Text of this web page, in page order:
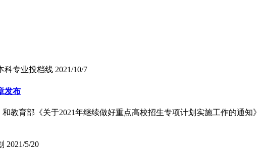
科专业投档线 2021/10/7
发布
教育部《关于2021年继续做好重点高校招生专项计划实施工作的通知
2021/5/20